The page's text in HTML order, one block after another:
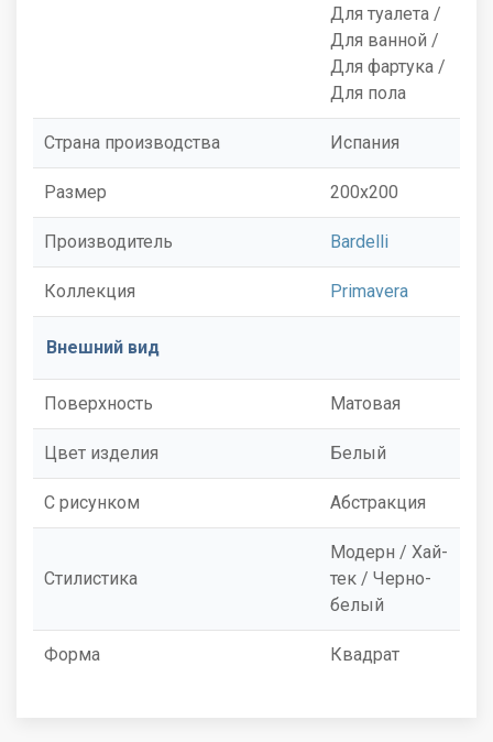
Для туалета /
Для ванной /
Для фартука /
Для пола
Страна производства Испания
Размер 200x200
Производитель Bardelli
Коллекция Primavera
Внешний вид
Поверхность Матовая
Цвет изделия Белый
С рисунком Абстракция
Стилистика
Модерн / Хай-
тек / Черно-
белый
Форма Квадрат